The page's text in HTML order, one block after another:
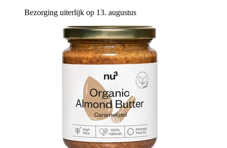
Bezorging uiterlijk op 13. augustus